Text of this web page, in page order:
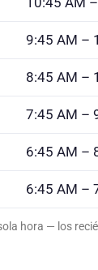
9:45 AM –
8:45 AM –
7:45 AM –
6:45 AM –
6:45 AM –
hora — los